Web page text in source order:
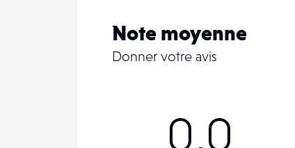
Note moyenne
Donner votre avis
0,0